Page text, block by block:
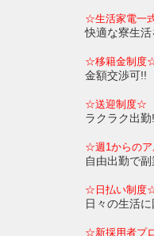
☆生活家電一
快適な寮生
☆移籍金制度
金額交渉可!!
☆送迎制度☆
ラクラク出
☆週1からの
自由出勤で
☆日払い制度
日々の生活
☆新採用者プ